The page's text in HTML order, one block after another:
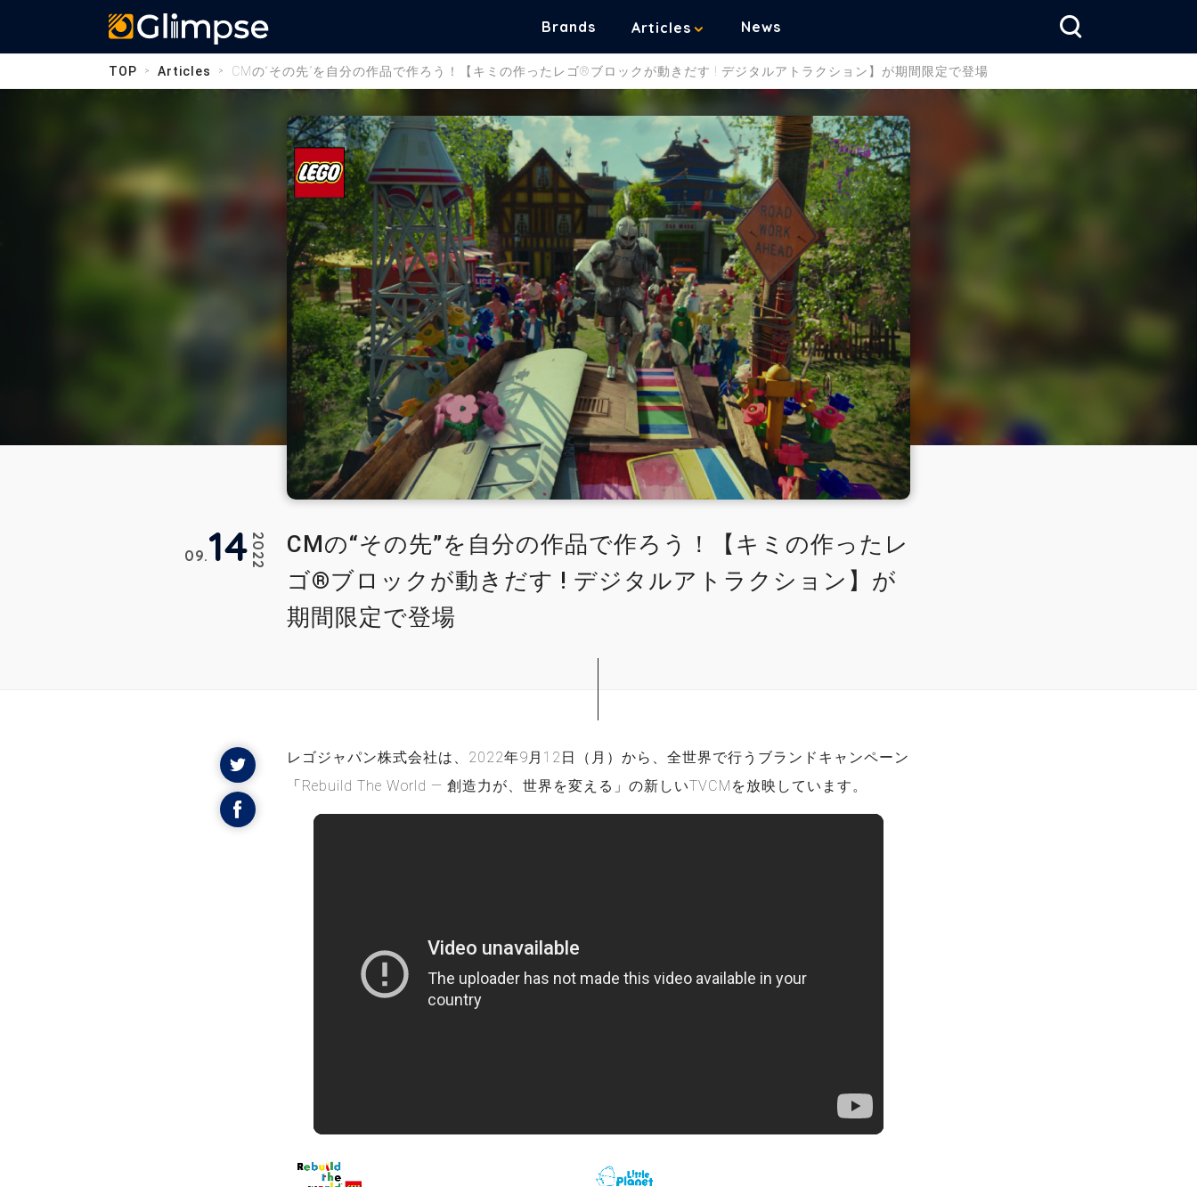
Brands Articles News
TOP Articles CMの“その先”を自分の作品で作ろう！【キミの作ったレゴ®ブロックが動きだす ! デジタルアトラクション】が期間限定で登場
CMの“その先”を自分の作品で作ろう！【キミの作ったレ
ゴ®ブロックが動きだす ! デジタルアトラクション】が
期間限定で登場
2022
09 14
レゴジャパン株式会社は、2022年9月12日（月）から、全世界で行うブランドキャンペーン
「Rebuild The World ― 創造力が、世界を変える」の新しいTVCMを放映しています。